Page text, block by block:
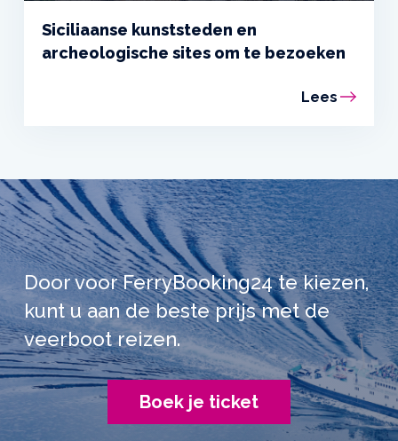
Siciliaanse kunststeden en
archeologische sites om te bezoeken
Lees
Door voor FerryBooking24 te kiezen,
kunt u aan de beste prijs met de
veerboot reizen.
Boek je ticket